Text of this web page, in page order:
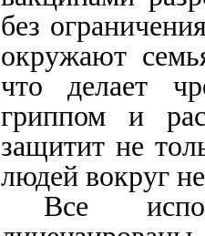
без
окружают
что делает
гриппом и
защитит не
людей вокруг
Все